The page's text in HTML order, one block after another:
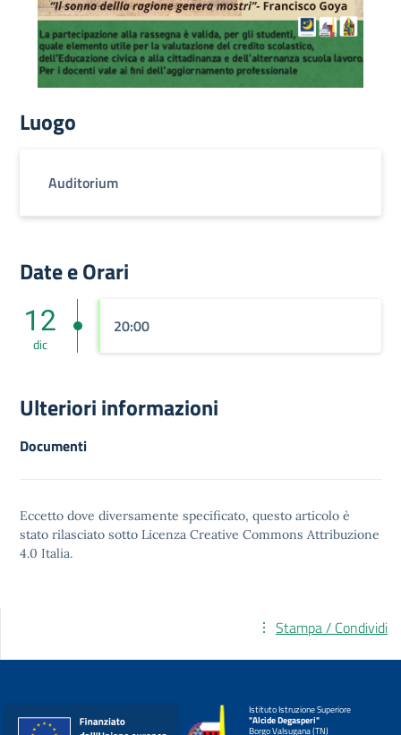
Luogo
Auditorium
Date e Orari
12
dic
20:00
Ulteriori informazioni
Documenti
Eccetto dove diversamente specificato, questo articolo è
stato rilasciato sotto Licenza Creative Commons Attribuzione
4.0 Italia.
Stampa / Condividi
Istituto Istruzione Superiore
"Alcide Degasperi"
Borgo Valsugana (TN)